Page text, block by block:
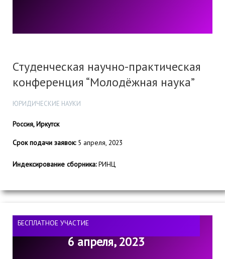
Студенческая научно-практическая
конференция “Молодёжная наука”
ЮРИДИЧЕСКИЕ НАУКИ
Россия, Иркутск
Срок подачи заявок:5 апреля, 2023
Индексирование сборника:РИНЦ
БЕСПЛАТНОЕ УЧАСТИЕ
6 апреля, 2023